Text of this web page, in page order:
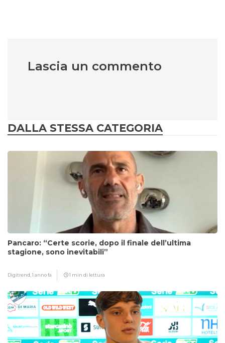
Lascia un commento
DALLA STESSA CATEGORIA
Pancaro: “Certe scorie, dopo il finale dell’ultima
stagione, sono inevitabili”
Digitrend,1 anno fa 1 min di lettura